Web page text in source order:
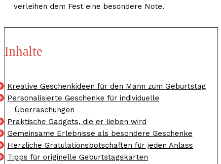
verleihen dem Fest eine besondere Note.
Inhalte
Kreative Geschenkideen für den Mann zum Geburtstag
Personalisierte Geschenke für individuelle
Überraschungen
Praktische Gadgets, die er lieben wird
Gemeinsame Erlebnisse als besondere Geschenke
Herzliche Gratulationsbotschaften für jeden Anlass
Tipps für originelle Geburtstagskarten